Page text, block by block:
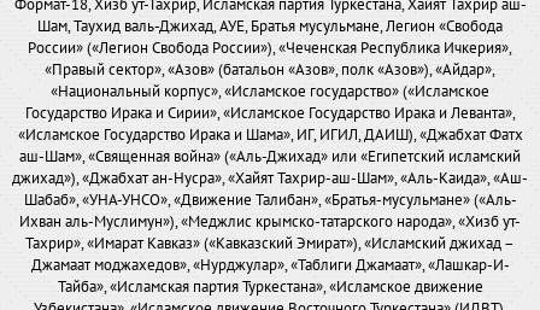
Формат-18, Хизб ут-Тахрир, Исламская партия Туркестана, Хайят Тахрир аш-
Шам, Таухид валь-Джихад, АУЕ, Братья мусульмане, Легион «Свобода
России» («Легион Свобода России»), «Чеченская Республика Ичкерия»,
«Правый сектор», «Азов» (батальон «Азов», полк «Азов»), «Айдар»,
«Национальный корпус», «Исламское государство» («Исламское
Государство Ирака и Сирии», «Исламское Государство Ирака и Леванта»,
«Исламское Государство Ирака и Шама», ИГ, ИГИЛ, ДАИШ), «Джабхат Фатх
аш-Шам», «Священная война» («Аль-Джихад» или «Египетский исламский
джихад»), «Джабхат ан-Нусра», «Хайят Тахрир-аш-Шам», «Аль-Каида», «Аш-
Шабаб», «УНА-УНСО», «Движение Талибан», «Братья-мусульмане» («Аль-
Ихван аль-Муслимун»), «Меджлис крымско-татарского народа», «Хизб ут-
Тахрир», «Имарат Кавказ» («Кавказский Эмират»), «Исламский джихад –
Джамаат моджахедов», «Нурджулар», «Таблиги Джамаат», «Лашкар-И-
Тайба», «Исламская партия Туркестана», «Исламское движение